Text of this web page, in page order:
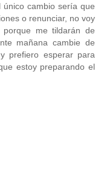
cambio sería que
o renunciar, no voy
me tildarán de
mañana cambie de
prefiero esperar para
estoy preparando el